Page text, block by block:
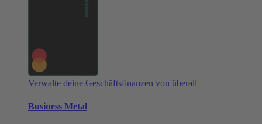
Verwalte deine Geschäftsfinanzen von überall
Business Metal